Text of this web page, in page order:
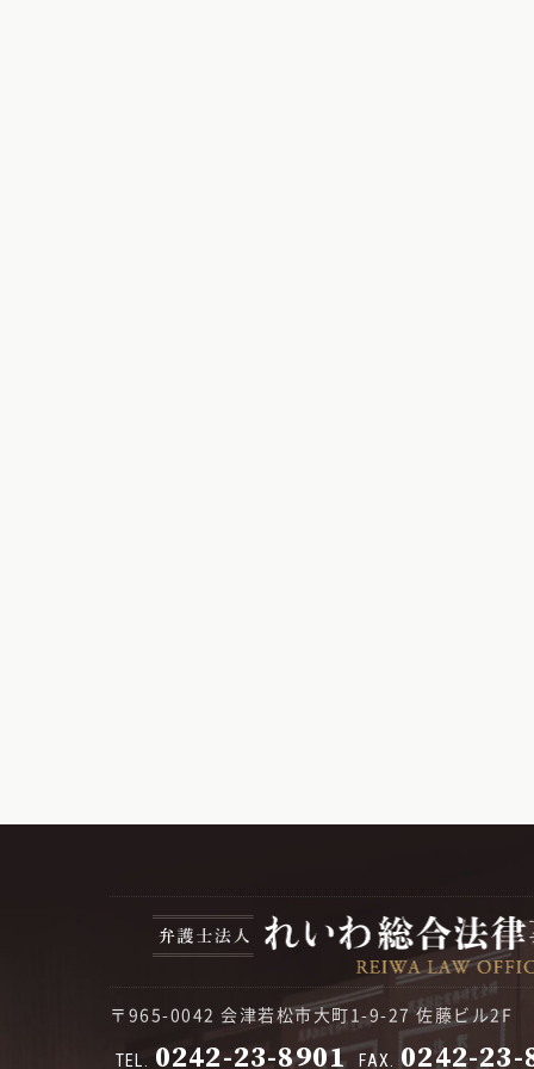
〒965-0042 会津若松市大町1-9-27 佐藤ビル2F
TEL. 0242-23-8901 FAX. 0242-23-